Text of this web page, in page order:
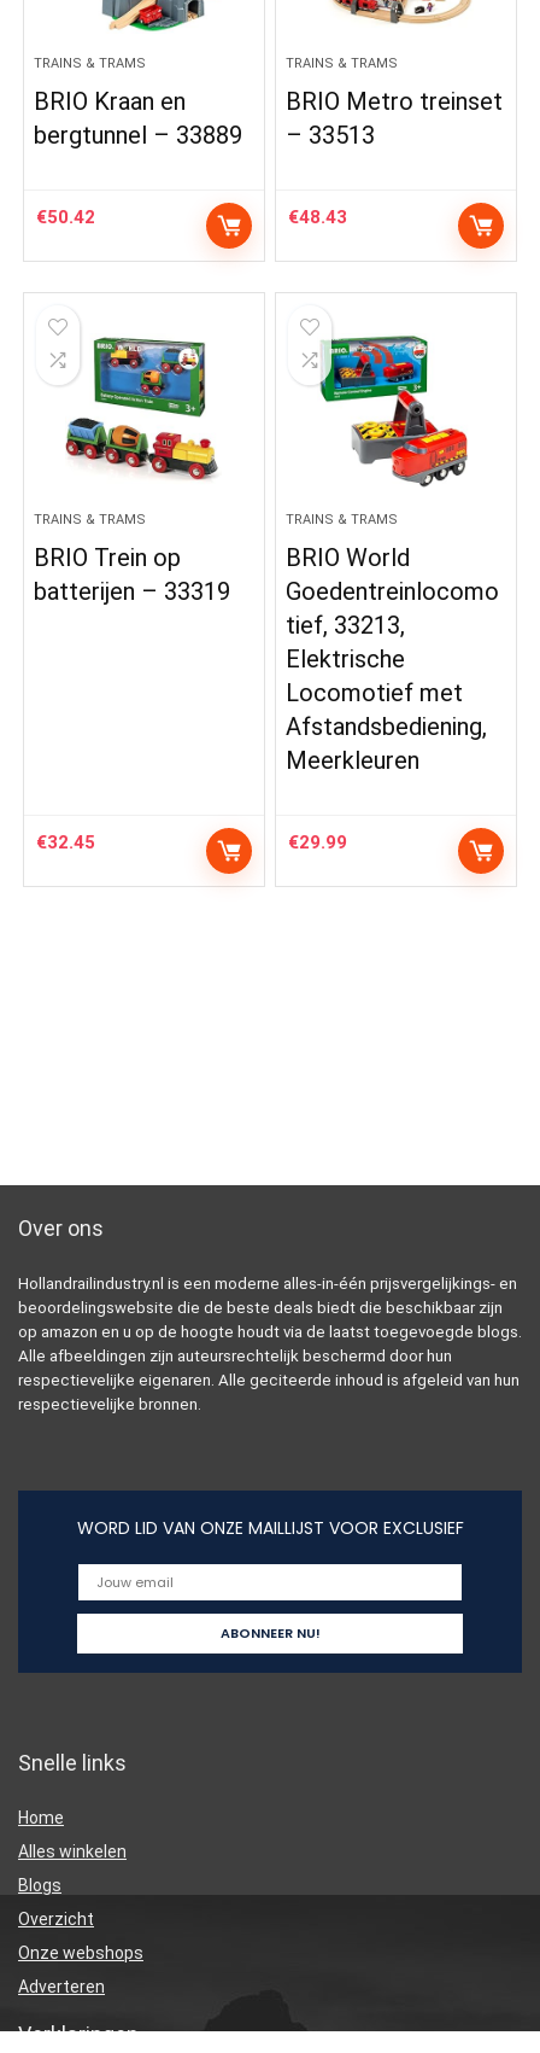
TRAINS & TRAMS
BRIO Kraan en
bergtunnel – 33889
€50.42
TRAINS & TRAMS
BRIO Metro treinset
– 33513
€48.43
TRAINS & TRAMS
BRIO Trein op
batterijen – 33319
€32.45
TRAINS & TRAMS
BRIO World
Goedentreinlocomo
tief, 33213,
Elektrische
Locomotief met
Afstandsbediening,
Meerkleuren
€29.99
Over ons
Hollandrailindustry.nl is een moderne alles-in-één prijsvergelijkings- en
beoordelingswebsite die de beste deals biedt die beschikbaar zijn
op amazon en u op de hoogte houdt via de laatst toegevoegde blogs.
Alle afbeeldingen zijn auteursrechtelijk beschermd door hun
respectievelijke eigenaren. Alle geciteerde inhoud is afgeleid van hun
respectievelijke bronnen.
WORD LID VAN ONZE MAILLIJST VOOR EXCLUSIEF
Snelle links
Home
Alles winkelen
Blogs
Overzicht
Onze webshops
Adverteren
Verklaringen